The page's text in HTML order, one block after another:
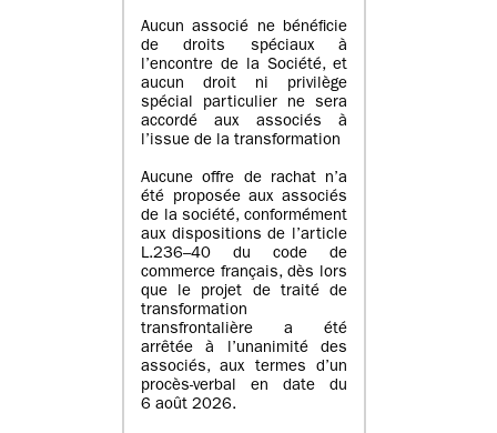
Aucun associé ne bénéficie
de droits spéciaux à
l’encontre de la Société, et
aucun droit ni privilège
spécial particulier ne sera
accordé aux associés à
l’issue de la transformation
Aucune offre de rachat n’a
été proposée aux associés
de la société, conformément
aux dispositions de l’article
L.236–40 du code de
commerce français, dès lors
que le projet de traité de
transformation
transfrontalière a été
arrêtée à l’unanimité des
associés, aux termes d’un
procès-verbal en date du
6 août 2026.